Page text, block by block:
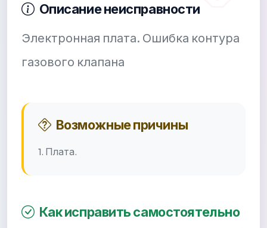
Описание неисправности
Электронная плата. Ошибка контура
газового клапана
Возможные причины
1. Плата.
Как исправить самостоятельно